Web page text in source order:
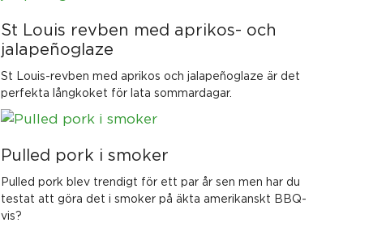
St Louis revben med aprikos- och
jalapeñoglaze
St Louis-revben med aprikos och jalapeñoglaze är det
perfekta långkoket för lata sommardagar.
Pulled pork i smoker
Pulled pork blev trendigt för ett par år sen men har du
testat att göra det i smoker på äkta amerikanskt BBQ-
vis?